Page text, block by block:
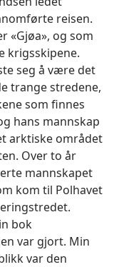
reisen.
«Gjøa», og som
krigsskipene.
seg å være det
trange stredene,
som finnes
hans mannskap
arktiske området
Over to år
mannskapet
kom til Polhavet
bok
var gjort. Min
var den